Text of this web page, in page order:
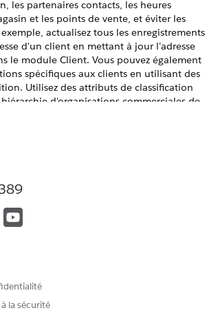
les partenaires contacts, les heures
et les points de vente, et éviter les
actualisez tous les enregistrements
d'un client en mettant à jour l'adresse
le module Client. Vous pouvez également
spécifiques aux clients en utilisant des
Utilisez des attributs de classification
d'organisations commerciales de
Experience dans les éditions
de client et la catégorie de client
de clients ou d'organisations commerciales
la sécurité